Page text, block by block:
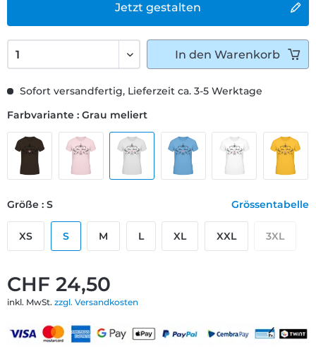
Jetzt gestalten
CHF 24,50
inkl. MwSt. zzgl. Versandkosten
Sofort versandfertig, Lieferzeit ca. 3-5 Werktage
Farbvariante : Grau meliert
Größe : S Grössentabelle
XS S M L XL XXL 3XL
In den Warenkorb